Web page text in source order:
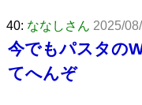
40: ななしさん 2025/
今でもパスタの
てへんぞ